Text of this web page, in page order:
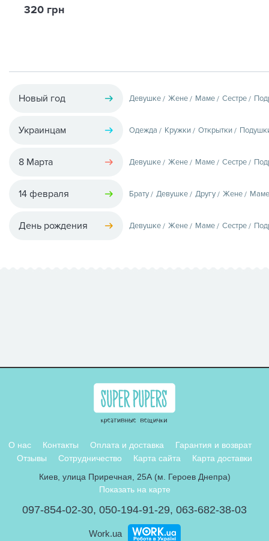
320 грн
Новый год Девушке Жене Маме Сестре
Украинцам Одежда Кружки Открытки
8 Марта Девушке Жене Маме Сестре
14 февраля Брату Девушке Другу Жене Маме
День рождения Девушке Жене Маме Сестре
О нас Контакты Оплата и доставка
Гарантия и возврат
Отзывы
Сотрудничество Карта сайта
Карта доставки
Киев, улица Приречная, 25А (м. Героев Днепра)
Показать на карте
097-854-02-30, 050-194-91-29, 063-682-38-03
Work.ua